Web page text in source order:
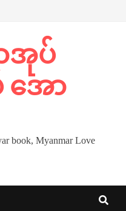
ာအုပ်
အော
book, Myanmar Love